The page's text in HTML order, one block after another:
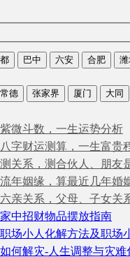
巴中 六安 合肥
常德 张家界 厦门 大同
紫微斗数，一生运势分析
八字财运测算，一生富贵
测关系，测合伙人、朋友
流年姻缘，算最近几年婚
六亲关系，父母、子女关
家中招财物品摆放指南
职场小人化解方法及职场
如何解灾-人生调整与灾